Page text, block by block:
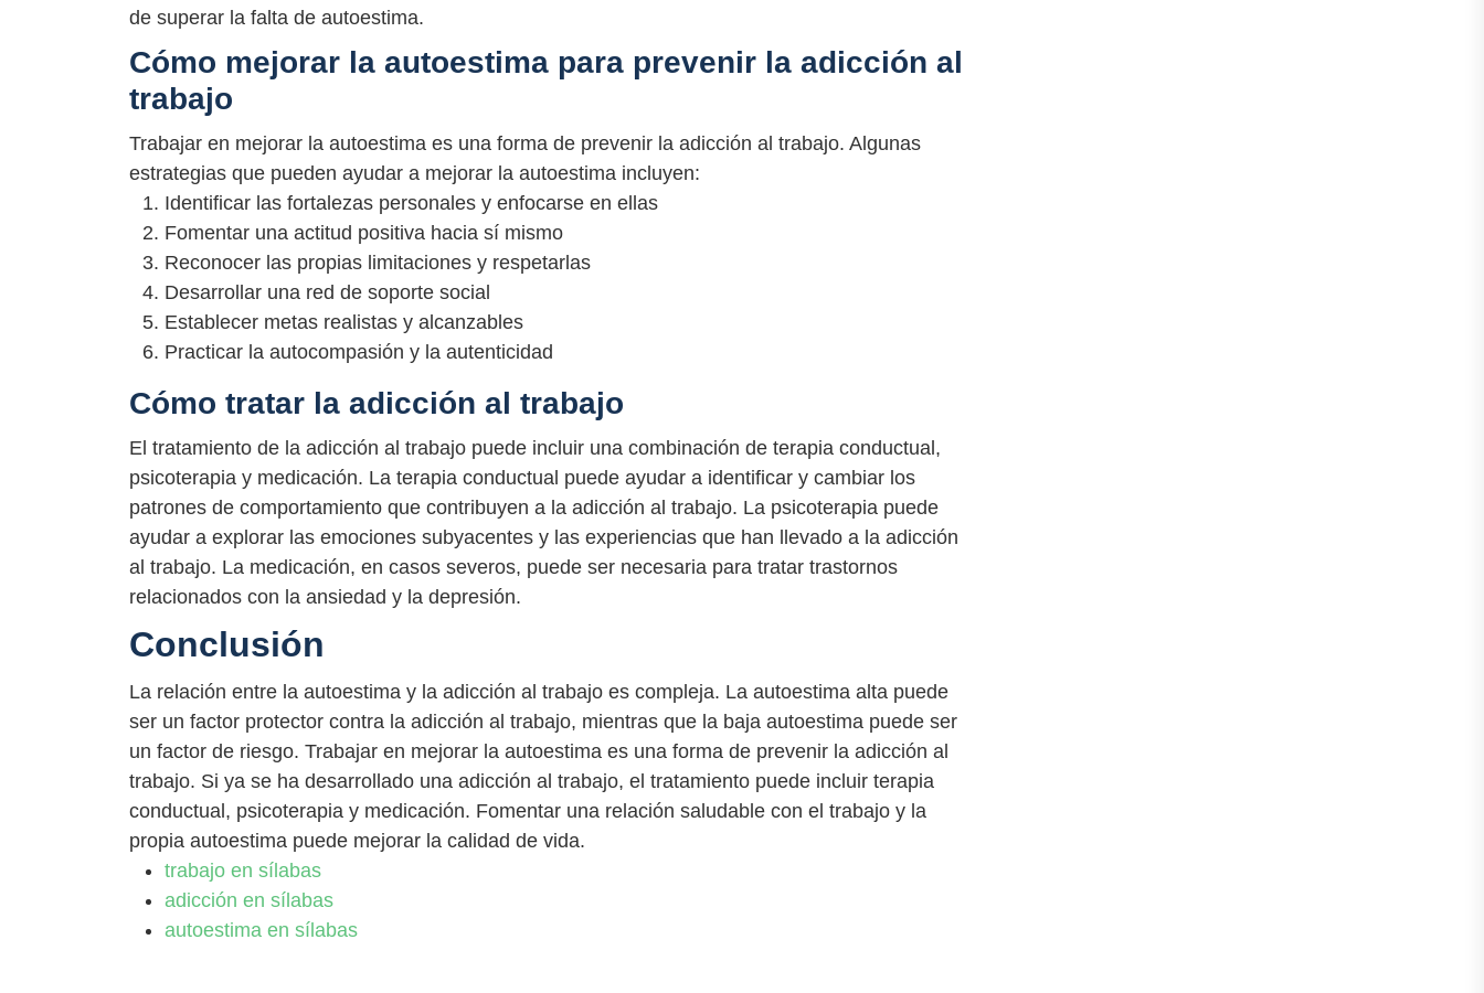
de superar la falta de autoestima.
Cómo mejorar la autoestima para prevenir la adicción al
trabajo
Trabajar en mejorar la autoestima es una forma de prevenir la adicción al trabajo. Algunas
estrategias que pueden ayudar a mejorar la autoestima incluyen:
Identificar las fortalezas personales y enfocarse en ellas
Fomentar una actitud positiva hacia sí mismo
Reconocer las propias limitaciones y respetarlas
Desarrollar una red de soporte social
Establecer metas realistas y alcanzables
Practicar la autocompasión y la autenticidad
Cómo tratar la adicción al trabajo
El tratamiento de la adicción al trabajo puede incluir una combinación de terapia conductual,
psicoterapia y medicación. La terapia conductual puede ayudar a identificar y cambiar los
patrones de comportamiento que contribuyen a la adicción al trabajo. La psicoterapia puede
ayudar a explorar las emociones subyacentes y las experiencias que han llevado a la adicción
al trabajo. La medicación, en casos severos, puede ser necesaria para tratar trastornos
relacionados con la ansiedad y la depresión.
Conclusión
La relación entre la autoestima y la adicción al trabajo es compleja. La autoestima alta puede
ser un factor protector contra la adicción al trabajo, mientras que la baja autoestima puede ser
un factor de riesgo. Trabajar en mejorar la autoestima es una forma de prevenir la adicción al
trabajo. Si ya se ha desarrollado una adicción al trabajo, el tratamiento puede incluir terapia
conductual, psicoterapia y medicación. Fomentar una relación saludable con el trabajo y la
propia autoestima puede mejorar la calidad de vida.
trabajo en sílabas
adicción en sílabas
autoestima en sílabas